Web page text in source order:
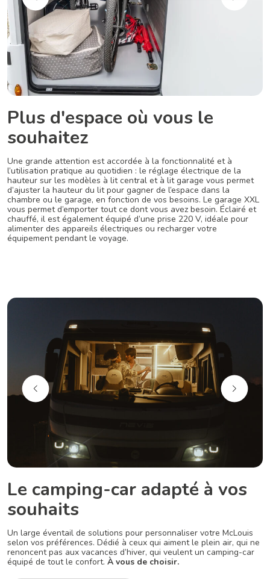
Plus d'espace où vous le
souhaitez
Une grande attention est accordée à la fonctionnalité et à
l’utilisation pratique au quotidien : le réglage électrique de la
hauteur sur les modèles à lit central et à lit garage vous permet
d’ajuster la hauteur du lit pour gagner de l’espace dans la
chambre ou le garage, en fonction de vos besoins. Le garage XXL
vous permet d’emporter tout ce dont vous avez besoin. Éclairé et
chauffé, il est également équipé d’une prise 220 V, idéale pour
alimenter des appareils électriques ou recharger votre
équipement pendant le voyage.
Le camping-car adapté à vos
souhaits
Un large éventail de solutions pour personnaliser votre McLouis
selon vos préférences. Dédié à ceux qui aiment le plein air, qui ne
renoncent pas aux vacances d’hiver, qui veulent un camping-car
équipé de tout le confort. À vous de choisir.